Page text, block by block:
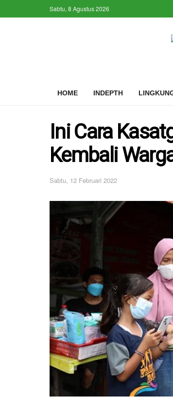
Sabtu, 8 Agustus 2026
HOME INDEPTH
Ini Cara
Kembali
Sabtu, 12 Februari 2022